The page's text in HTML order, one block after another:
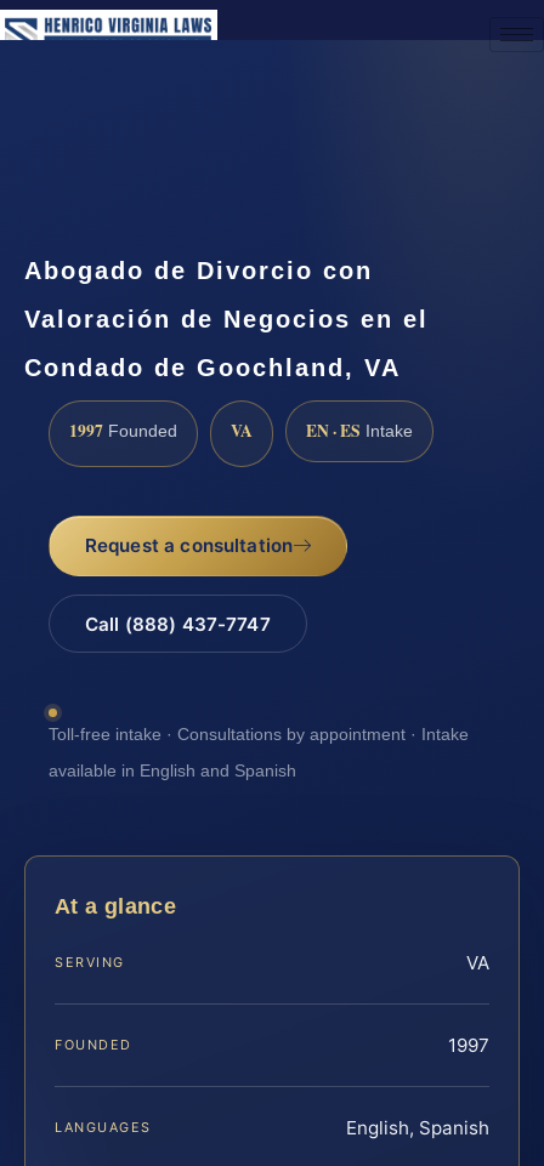
Abogado de Divorcio con
Valoración de Negocios en el
Condado de Goochland, VA
1997 Founded VA EN · ES Intake
Request a consultation
Call (888) 437-7747
Toll-free intake · Consultations by appointment · Intake
available in English and Spanish
At a glance
SERVING VA
FOUNDED 1997
LANGUAGES English, Spanish